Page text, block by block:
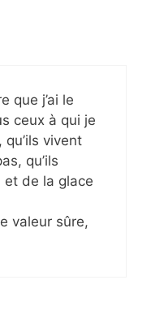
que j’ai le
ceux à qui je
vivent
qu’ils
de la glace
valeur sûre,